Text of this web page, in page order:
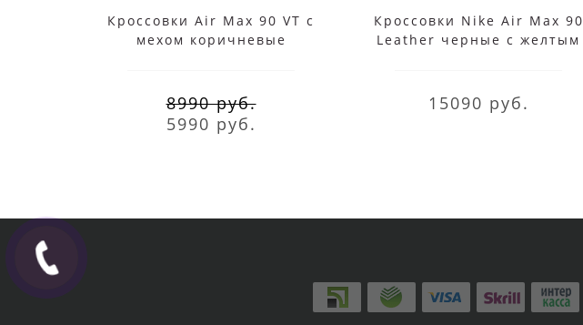
Кроссовки Air Max 90 VT с
мехом коричневые
8990 руб.
5990 руб.
Кроссовки Nike Air Max 90
Leather черные с желтым
15090 руб.